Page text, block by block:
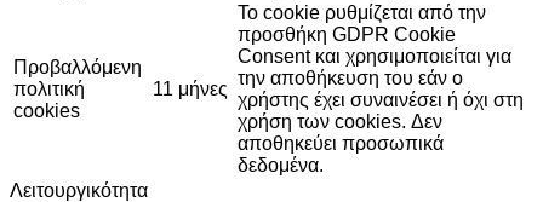
Προβαλλόμενη
πολιτική
cookies
11 μήνες
Το cookie ρυθμίζεται από την
προσθήκη GDPR Cookie
Consent και χρησιμοποιείται για
την αποθήκευση του εάν ο
χρήστης έχει συναινέσει ή όχι στη
χρήση των cookies. Δεν
αποθηκεύει προσωπικά
δεδομένα.
Λειτουργικότητα